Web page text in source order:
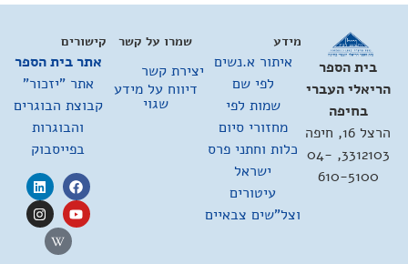
בית הספר
הריאלי העברי
בחיפה
הרצל 16, חיפה
3312103, 04-
610-5100
מידע
איתור א.נשים
לפי שם
שמות לפי
מחזורי סיום
כלות וחתני פרס
ישראל
עיטורים
וצל"שים צבאיים
קישורים
אתר בית הספר
אתר "יזכור"
קבוצת הבוגרים
והבוגרות
בפייסבוק
שמרו על קשר
יצירת קשר
דיווח על מידע
שגוי